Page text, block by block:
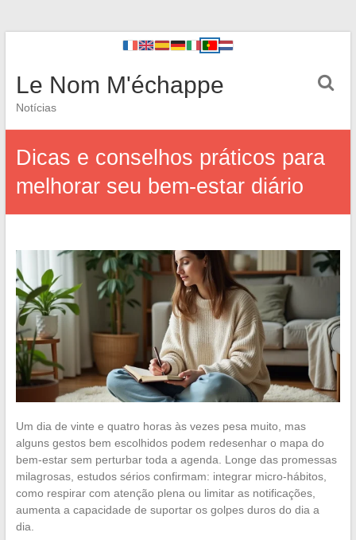
Le Nom M'échappe
Notícias
Dicas e conselhos práticos para
melhorar seu bem-estar diário
Um dia de vinte e quatro horas às vezes pesa muito, mas
alguns gestos bem escolhidos podem redesenhar o mapa do
bem-estar sem perturbar toda a agenda. Longe das promessas
milagrosas, estudos sérios confirmam: integrar micro-hábitos,
como respirar com atenção plena ou limitar as notificações,
aumenta a capacidade de suportar os golpes duros do dia a
dia.